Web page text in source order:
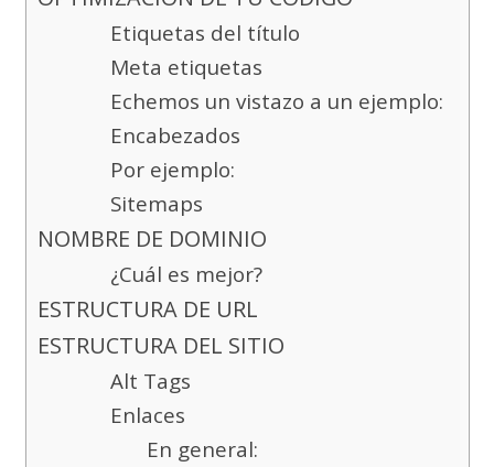
Etiquetas del título
Meta etiquetas
Echemos un vistazo a un ejemplo:
Encabezados
Por ejemplo:
Sitemaps
NOMBRE DE DOMINIO
¿Cuál es mejor?
ESTRUCTURA DE URL
ESTRUCTURA DEL SITIO
Alt Tags
Enlaces
En general: